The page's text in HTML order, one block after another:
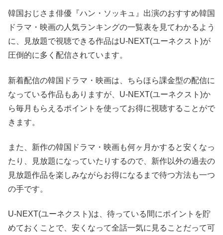
韓国おじさま俳優『ハン・ソッキュ』出演のおすすめ韓国
ドラマ・映画の人気ランキングの一覧表を見てわかるよう
に、見放題で視聴できる作品はU-NEXT(ユーネクスト)が
圧倒的に多く配信されています。
新着配信の韓国ドラマ・映画は、ちらほら課金型の配信に
なっている作品もありますが、U-NEXT(ユーネクスト)か
ら毎月もらえるポイントを使ってお得に視聴することがで
きます。
また、新作の韓国ドラマ・映画も何ヶ月かすると安くなっ
たり、見放題になっていたりするので、新作以外の過去の
見放題作品を楽しみながらお得になるまで待つ方法も一つ
の手です。
U-NEXT(ユーネクスト)は、待っている間にポイントを貯
めておくことで、安くなって全話一気に見ることだって可